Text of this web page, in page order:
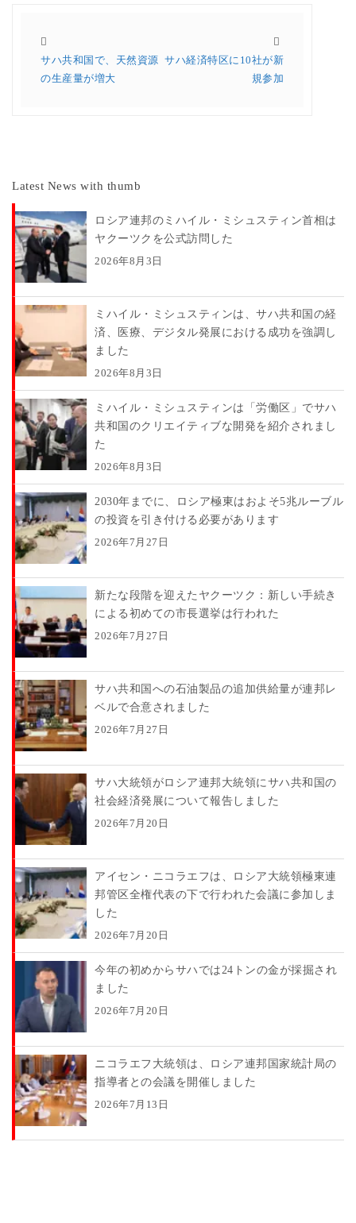
サハ共和国で、天然資源
の生産量が増大
サハ経済特区に10社が新
規参加
Latest News with thumb
ロシア連邦のミハイル・ミシュスティン首相は
ヤクーツクを公式訪問した
2026年8月3日
ミハイル・ミシュスティンは、サハ共和国の経
済、医療、デジタル発展における成功を強調し
ました
2026年8月3日
ミハイル・ミシュスティンは「労働区」でサハ
共和国のクリエイティブな開発を紹介されまし
た
2026年8月3日
2030年までに、ロシア極東はおよそ5兆ルーブル
の投資を引き付ける必要があります
2026年7月27日
新たな段階を迎えたヤクーツク：新しい手続き
による初めての市長選挙は行われた
2026年7月27日
サハ共和国への石油製品の追加供給量が連邦レ
ベルで合意されました
2026年7月27日
サハ大統領がロシア連邦大統領にサハ共和国の
社会経済発展について報告しました
2026年7月20日
アイセン・ニコラエフは、ロシア大統領極東連
邦管区全権代表の下で行われた会議に参加しま
した
2026年7月20日
今年の初めからサハでは24トンの金が採掘され
ました
2026年7月20日
ニコラエフ大統領は、ロシア連邦国家統計局の
指導者との会議を開催しました
2026年7月13日